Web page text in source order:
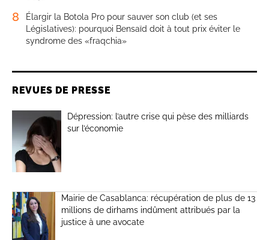
8
Élargir la Botola Pro pour sauver son club (et ses
Législatives): pourquoi Bensaïd doit à tout prix éviter le
syndrome des «fraqchia»
REVUES DE PRESSE
Dépression: l’autre crise qui pèse des milliards
sur l’économie
Mairie de Casablanca: récupération de plus de 13
millions de dirhams indûment attribués par la
justice à une avocate